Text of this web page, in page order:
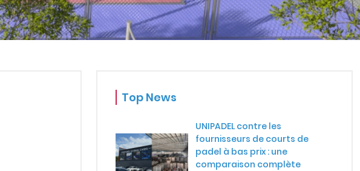
Top News
UNIPADEL contre les
fournisseurs de courts de
padel à bas prix : une
comparaison complète